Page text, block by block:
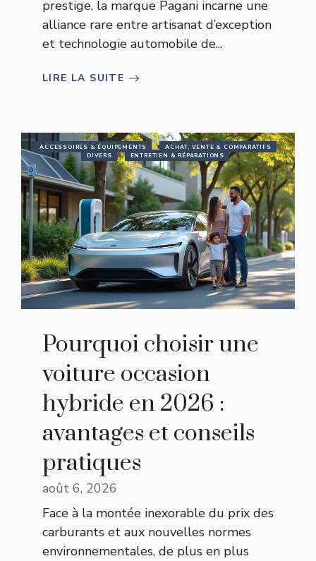
prestige, la marque Pagani incarne une
alliance rare entre artisanat d’exception
et technologie automobile de...
LIRE LA SUITE
ACCESSOIRES & ÉQUIPEMENTS
ACHAT, VENTE & COMPARATIFS
DIVERS
ENTRETIEN & RÉPARATIONS
Pourquoi choisir une
voiture occasion
hybride en 2026 :
avantages et conseils
pratiques
août 6, 2026
Face à la montée inexorable du prix des
carburants et aux nouvelles normes
environnementales, de plus en plus